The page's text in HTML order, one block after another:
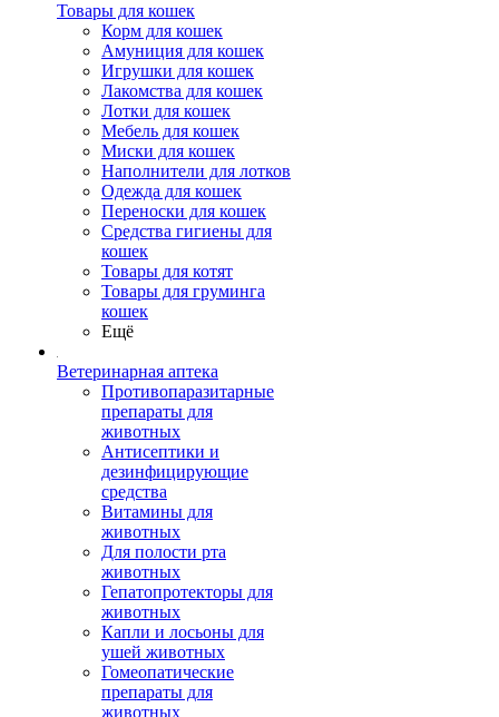
Товары для кошек
Корм для кошек
Амуниция для кошек
Игрушки для кошек
Лакомства для кошек
Лотки для кошек
Мебель для кошек
Миски для кошек
Наполнители для лотков
Одежда для кошек
Переноски для кошек
Средства гигиены для
кошек
Товары для котят
Товары для груминга
кошек
Ещё
Ветеринарная аптека
Противопаразитарные
препараты для
животных
Антисептики и
дезинфицирующие
средства
Витамины для
животных
Для полости рта
животных
Гепатопротекторы для
животных
Капли и лосьоны для
ушей животных
Гомеопатические
препараты для
животных